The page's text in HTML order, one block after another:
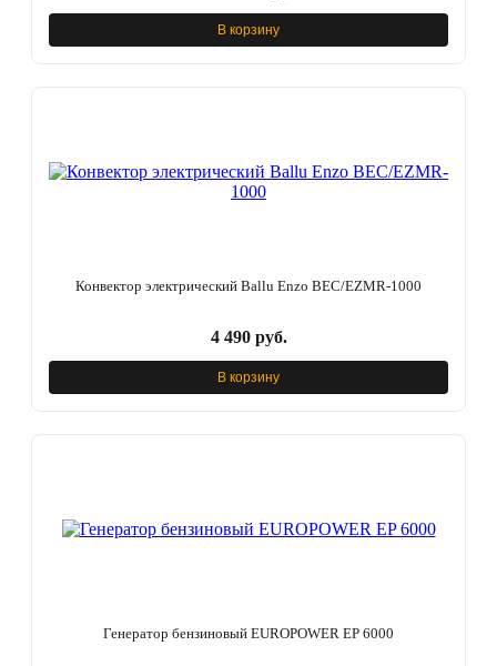
В корзину
Конвектор электрический Ballu Enzo BEC/EZMR-1000
4 490 руб.
В корзину
Генератор бензиновый EUROPOWER EP 6000